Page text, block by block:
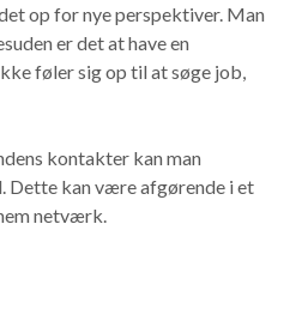
op for nye perspektiver. Man
er det at have en
føler sig op til at søge job,
kontakter kan man
Dette kan være afgørende i et
netværk.